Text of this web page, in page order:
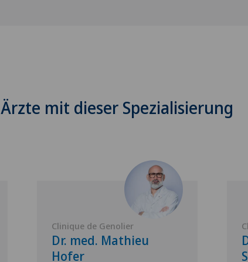
Ärzte mit dieser Spezialisierung
Clinique de Genolier
Dr. med. Mathieu
Hofer